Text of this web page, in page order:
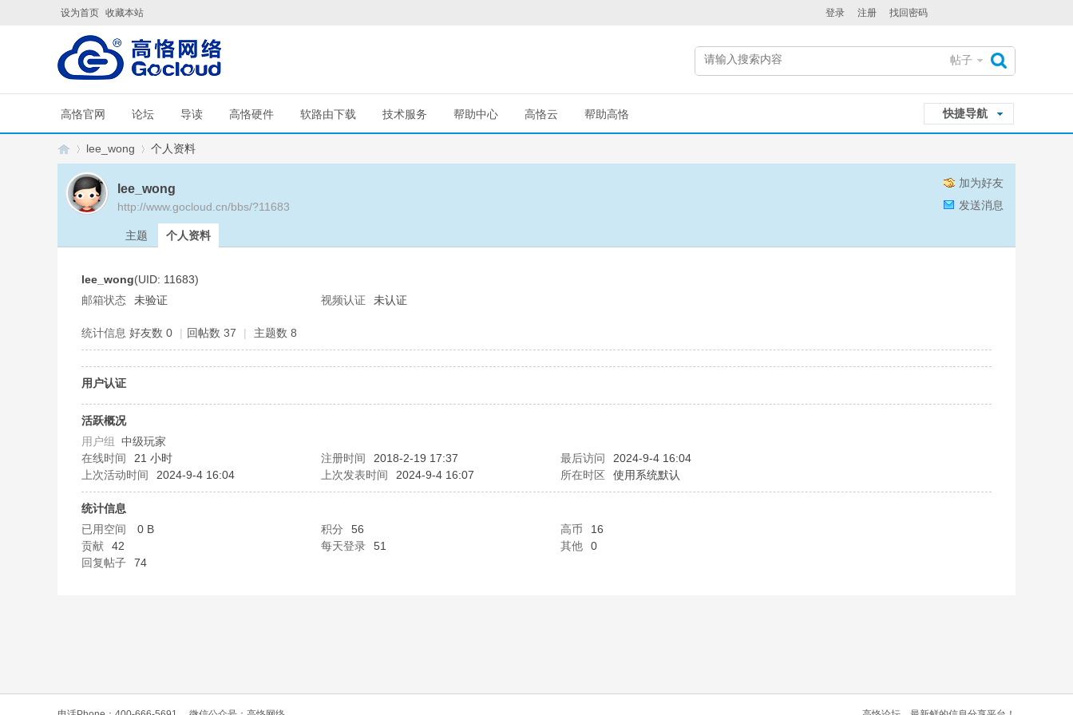
设为首页 收藏本站 登录 注册 找回密码
帖子
快捷导航
高恪官网 论坛 导读 高恪硬件 软路由下载 技术服务 帮助中心 高恪云 帮助高恪
L
lee_wong 个人资料
加为好友
发送消息
lee_wong
http://www.gocloud.cn/bbs/?11683
主题 个人资料
lee_wong(UID: 11683)
邮箱状态
未验证 视频认证 未认证
统计信息 好友数 0 | 回帖数 37 | 主题数 8
用户认证
活跃概况
用户组 中级玩家
在线时间
21 小时 注册时间 2018-2-19 17:37 最后访问
2024-9-4 16:04
上次活动时间
2024-9-4 16:04 上次发表时间 2024-9-4 16:07 所在时区 使用系统默认
统计信息
已用空间
0 B 积分 56 高币
16
贡献
42 每天登录 51 其他
0
回复帖子
74